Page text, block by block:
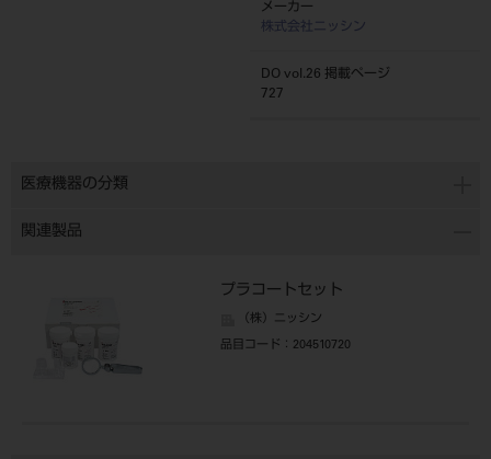
メーカー
株式会社ニッシン
DO vol.26 掲載ページ
727
医療機器の分類
関連製品
プラコートセット
（株）ニッシン
品目コード ：204510720